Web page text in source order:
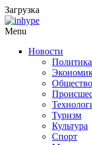
Загрузка
Menu
Новости
Политика
Общество
Туризм
Культура
Спорт